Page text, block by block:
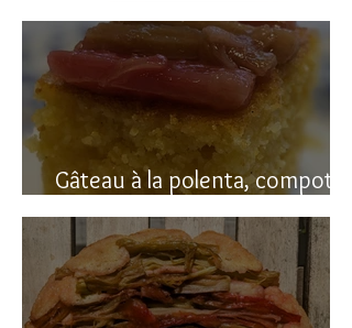
(avec polenta)
Gâteau à la polenta, compotée
de rhubarbe (sans gluten)